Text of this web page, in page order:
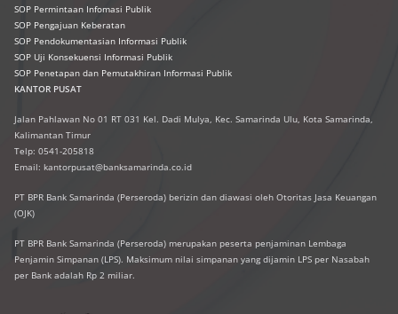
SOP Permintaan Infomasi Publik
SOP Pengajuan Keberatan
SOP Pendokumentasian Informasi Publik
SOP Uji Konsekuensi Informasi Publik
SOP Penetapan dan Pemutakhiran Informasi Publik
KANTOR PUSAT
Jalan Pahlawan No 01 RT 031 Kel. Dadi Mulya, Kec. Samarinda Ulu, Kota Samarinda,
Kalimantan Timur
Telp: 0541-205818
Email: kantorpusat@banksamarinda.co.id
PT BPR Bank Samarinda (Perseroda) berizin dan diawasi oleh Otoritas Jasa Keuangan
(OJK)
PT BPR Bank Samarinda (Perseroda) merupakan peserta penjaminan Lembaga
Penjamin Simpanan (LPS). Maksimum nilai simpanan yang dijamin LPS per Nasabah
per Bank adalah Rp 2 miliar.